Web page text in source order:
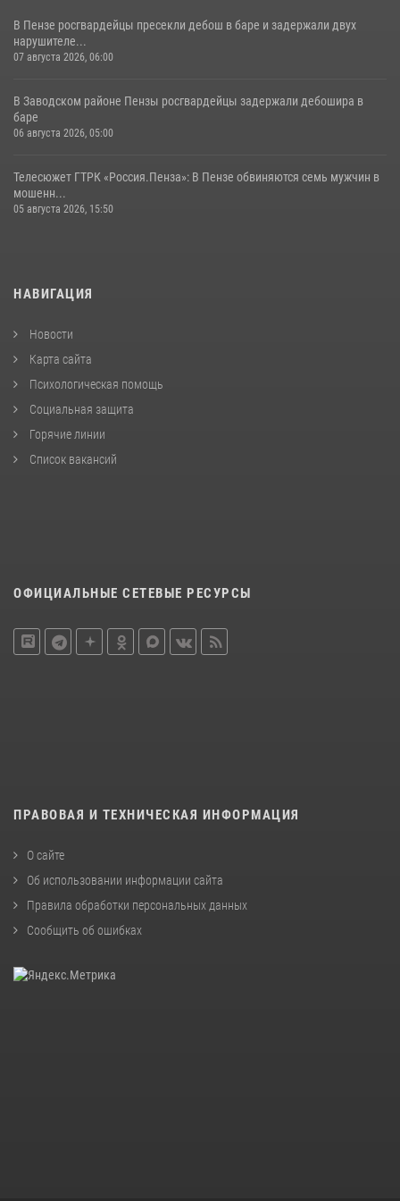
В Пензе росгвардейцы пресекли дебош в баре и задержали двух
нарушителе...
07 августа 2026, 06:00
В Заводском районе Пензы росгвардейцы задержали дебошира в
баре
06 августа 2026, 05:00
Телесюжет ГТРК «Россия.Пенза»: В Пензе обвиняются семь мужчин в
мошенн...
05 августа 2026, 15:50
НАВИГАЦИЯ
Новости
Карта сайта
Психологическая помощь
Социальная защита
Горячие линии
Список вакансий
ОФИЦИАЛЬНЫЕ СЕТЕВЫЕ РЕСУРСЫ
ПРАВОВАЯ И ТЕХНИЧЕСКАЯ ИНФОРМАЦИЯ
О сайте
Об использовании информации сайта
Правила обработки персональных данных
Сообщить об ошибках